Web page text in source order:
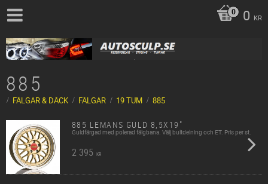
0 KR
885
FÄLGAR & DÄCK FÄLGAR 19 TUM 885
885 LEMANS GULD 8,5X19"
Guldfärgad med polerad fälgbana. Välj bultdelning och ET. Pris per st.
2 395 KR